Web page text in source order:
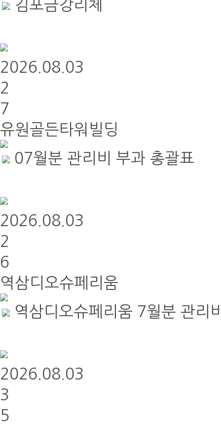
김포금강리체
2026.08.03
2
7
유원골든타워빌딩
07월분 관리비 부과 총괄표
2026.08.03
2
6
역삼디오슈페리움
역삼디오슈페리움 7월분 관리
2026.08.03
3
5